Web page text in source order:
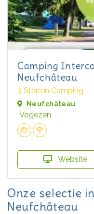
Camping
Neufchâteau
3 Sterren Camping
Neufchâteau
Vogezen
Website
Onze selectie
Neufchâteau